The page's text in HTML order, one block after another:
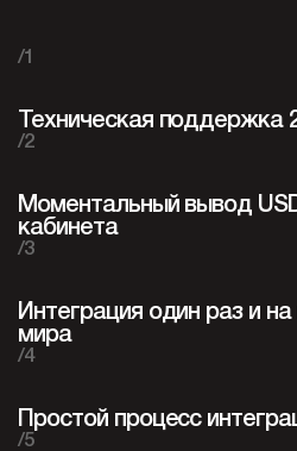
/1
Техническая поддержка
/2
Моментальный вывод
кабинета
/3
Интеграция один раз и
мира
/4
Простой процесс
/5